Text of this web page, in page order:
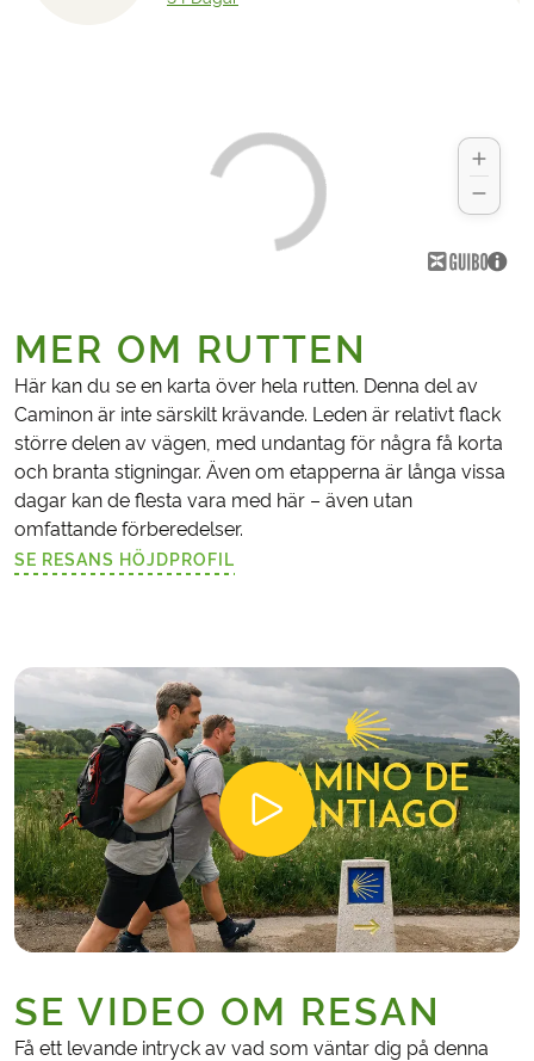
MER OM RUTTEN
Här kan du se en karta över hela rutten. Denna del av
Caminon är inte särskilt krävande. Leden är relativt flack
större delen av vägen, med undantag för några få korta
och branta stigningar. Även om etapperna är långa vissa
dagar kan de flesta vara med här – även utan
omfattande förberedelser.
SE RESANS HÖJDPROFIL
SE VIDEO OM RESAN
Få ett levande intryck av vad som väntar dig på denna